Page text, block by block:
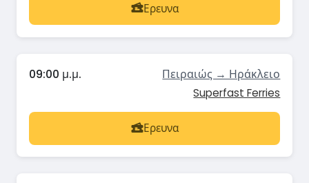
Ερευνα
09:00 μ.μ. Πειραιώς → Ηράκλειο
Superfast Ferries
Ερευνα